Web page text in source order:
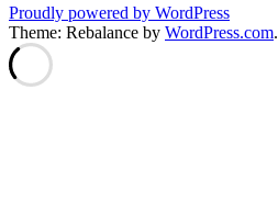
Proudly powered by WordPress
Theme: Rebalance by WordPress.com.